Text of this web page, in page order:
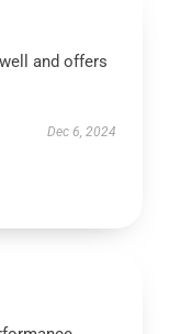
and offers
Dec 6, 2024